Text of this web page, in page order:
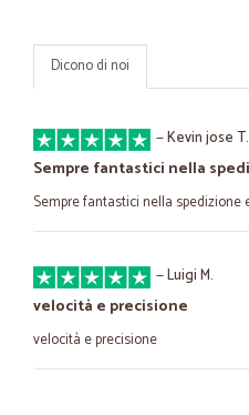
Dicono di noi
—Kevin jose T.
Sempre fantastici nella
Sempre fantastici nella spedizione
—Luigi M.
velocità e precisione
velocità e precisione